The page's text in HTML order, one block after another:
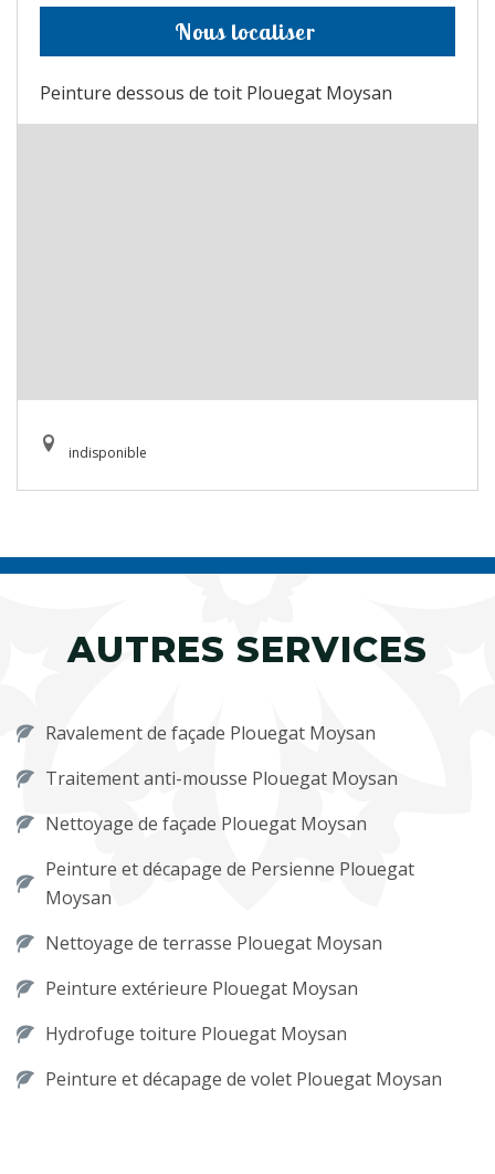
Nous localiser
Peinture dessous de toit Plouegat Moysan
indisponible
AUTRES SERVICES
Ravalement de façade Plouegat Moysan
Traitement anti-mousse Plouegat Moysan
Nettoyage de façade Plouegat Moysan
Peinture et décapage de Persienne Plouegat
Moysan
Nettoyage de terrasse Plouegat Moysan
Peinture extérieure Plouegat Moysan
Hydrofuge toiture Plouegat Moysan
Peinture et décapage de volet Plouegat Moysan